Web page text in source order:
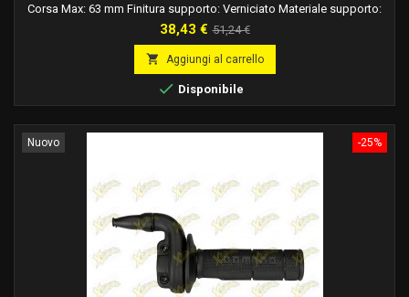
Corsa Max: 63 mm Finitura supporto: Verniciato Materiale supporto:
Alluminio Rapidità: 3,1 °/mm
Prezzo
38,43 € Prezzo
base
51,24 €
 Aggiungi al carrello
 Disponibile
-25%
Nuovo